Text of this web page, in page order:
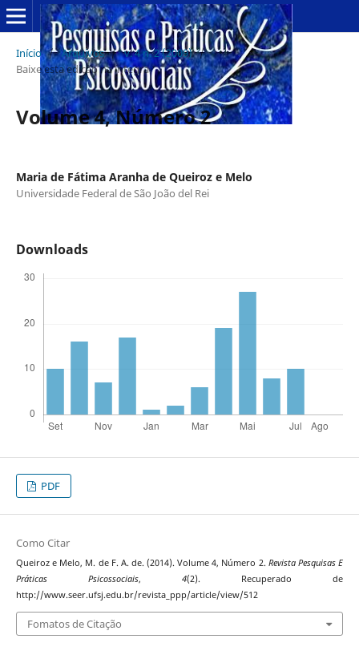
Início / Arquivos / v. 4 n. 2 (2009) /
Baixe esta edição na íntegra
Volume 4, Número 2
Maria de Fátima Aranha de Queiroz e Melo
Universidade Federal de São João del Rei
Downloads
PDF
Como Citar
Queiroz e Melo, M. de F. A. de. (2014). Volume 4, Número 2. Revista Pesquisas E
Práticas Psicossociais, 4(2). Recuperado de
http://www.seer.ufsj.edu.br/revista_ppp/article/view/512
Fomatos de Citação